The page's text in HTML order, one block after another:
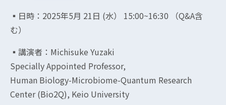
▪︎日時：2025年5月 21日 (水） 15:00~16:30 （Q&A含
む）
▪︎講演者：Michisuke Yuzaki
Specially Appointed Professor,
Human Biology-Microbiome-Quantum Research
Center (Bio2Q), Keio University